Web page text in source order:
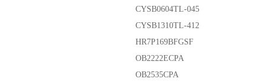
CYSB0604TL-045
CYSB1310TL-412
HR7P169BFGSF
OB2222ECPA
OB2535CPA